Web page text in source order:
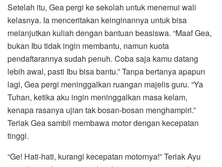
Setelah itu, Gea pergi ke sekolah untuk menemui wali
kelasnya. Ia menceritakan keinginannya untuk bisa
melanjutkan kuliah dengan bantuan beasiswa. “Maaf Gea,
bukan Ibu tidak ingin membantu, namun kuota
pendaftarannya sudah penuh. Coba saja kamu datang
lebih awal, pasti Ibu bisa bantu.” Tanpa bertanya apapun
lagi, Gea pergi meninggalkan ruangan majelis guru. “Ya
Tuhan, ketika aku ingin meninggalkan masa kelam,
kenapa rasanya ujian tak bosan-bosan menghampiri.”
Teriak Gea sambil membawa motor dengan kecepatan
tinggi.
“Ge! Hati-hati, kurangi kecepatan motornya!” Teriak Ayu